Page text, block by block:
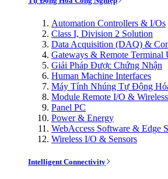
Automation Controllers & I/Os
Class I, Division 2 Solution
Data Acquisition (DAQ) &
Gateways & Remote Terminal
Giải Pháp Được Chứng Nhận
Human Machine Interfaces
Máy Tính Nhúng Tự Động
Module Remote I/O &
Panel PC
Power & Energy
WebAccess Software & Edge
Wireless I/O & Sensors
Intelligent Connectivity